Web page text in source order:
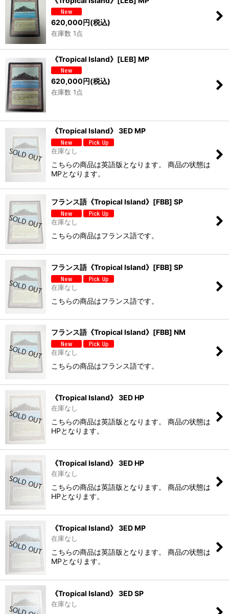
620,000円(税込)
在庫数 1点
《Tropical Island》[LEB] MP
620,000円(税込)
在庫数 1点
《Tropical Island》 3ED MP
在庫なし
こちらの商品は英語版となります。 商品の状態は
MPとなります。
フランス語《Tropical Island》[FBB] SP
在庫なし
こちらの商品はフランス語です。
フランス語《Tropical Island》[FBB] SP
在庫なし
こちらの商品はフランス語です。
フランス語《Tropical Island》[FBB] NM
在庫なし
こちらの商品はフランス語です。
《Tropical Island》 3ED HP
在庫なし
こちらの商品は英語版となります。 商品の状態は
HPとなります。
《Tropical Island》 3ED HP
在庫なし
こちらの商品は英語版となります。 商品の状態は
HPとなります。
《Tropical Island》 3ED MP
在庫なし
こちらの商品は英語版となります。 商品の状態は
MPとなります。
《Tropical Island》 3ED SP
在庫なし